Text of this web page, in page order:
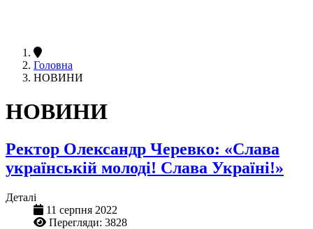
Головна
НОВИНИ
НОВИНИ
Ректор Олександр Черевко: «Слава
українській молоді! Слава Україні!»
Деталі
11 серпня 2022
Перегляди: 3828